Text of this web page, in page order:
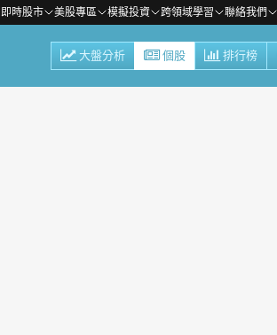
即時股市 美股專區 模擬投資 跨領域學習 聯絡我們
大盤分析 個股 排行榜